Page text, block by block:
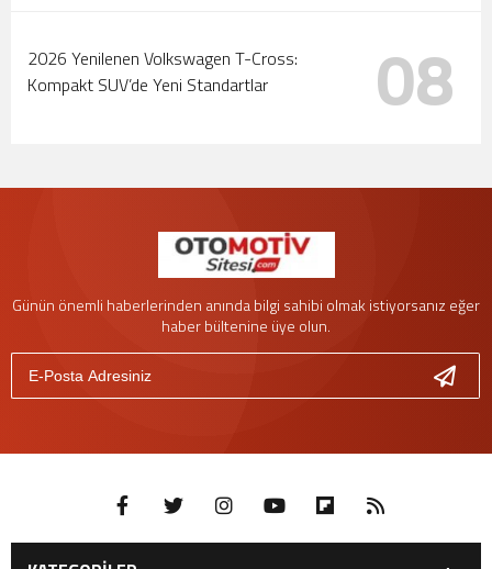
2026 Yenilenen Volkswagen T-Cross:
Kompakt SUV’de Yeni Standartlar
08
Günün önemli haberlerinden anında bilgi sahibi olmak istiyorsanız eğer
haber bültenine üye olun.